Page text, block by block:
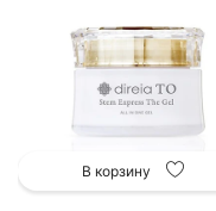
В корзину